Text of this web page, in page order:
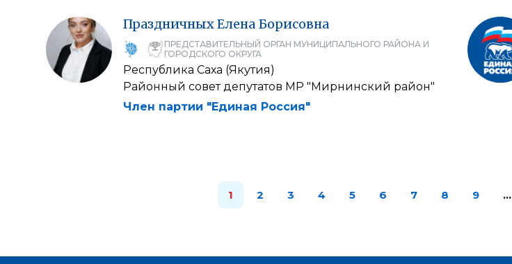
ПраздничныхЕлена Борисовна
ПРЕДСТАВИТЕЛЬНЫЙ ОРГАН МУНИЦИПАЛЬНОГО РАЙОНА И
ГОРОДСКОГО ОКРУГА
Республика Саха (Якутия)
Районный совет депутатов МР "Мирнинский район"
Член партии "Единая Россия"
1 2 3 4 5 6 7 8 9 …